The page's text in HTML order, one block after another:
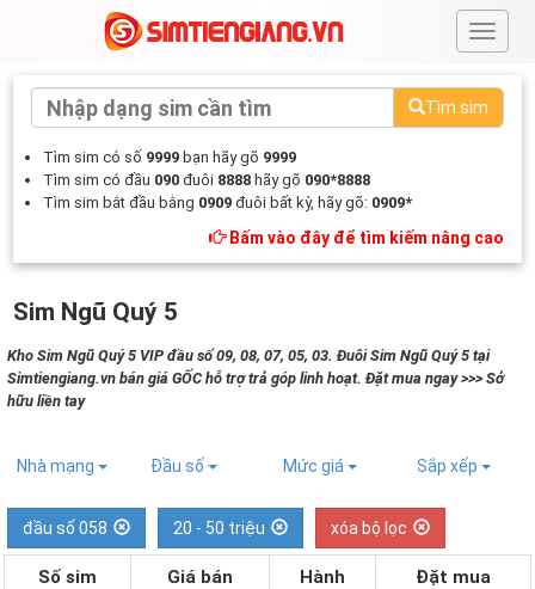
#
Tìm sim
Tìm sim có số 9999 bạn hãy gõ 9999
Tìm sim có đầu 090 đuôi 8888 hãy gõ 090*8888
Tìm sim bắt đầu bằng 0909 đuôi bất kỳ, hãy gõ: 0909*
Bấm vào đây để tìm kiếm nâng cao
Sim Ngũ Quý 5
Kho Sim Ngũ Quý 5 VIP đầu số 09, 08, 07, 05, 03. Đuôi Sim Ngũ Quý 5 tại
Simtiengiang.vn bán giá GỐC hỗ trợ trả góp linh hoạt. Đặt mua ngay >>> Sở
hữu liền tay
Nhà mạng Đầu số Mức giá Sắp xếp
đầu số 058 20 - 50 triệu xóa bộ lọc
Số sim Giá bán Hành Đặt mua